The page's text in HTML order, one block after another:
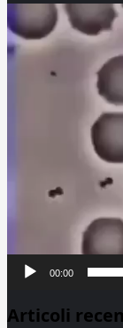
Player
00:00
Articoli